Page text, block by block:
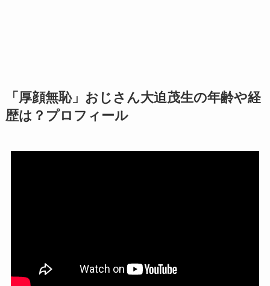
「厚顔無恥」おじさん大迫茂生の年齢や経
歴は？プロフィール